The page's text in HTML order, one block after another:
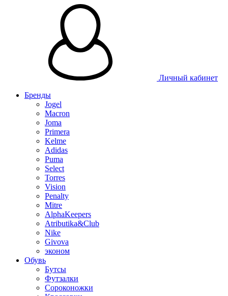
Личный кабинет
Бренды
Jogel
Macron
Joma
Primera
Kelme
Adidas
Puma
Select
Torres
Vision
Penalty
Mitre
AlphaKeepers
Atributika&Club
Nike
Givova
эконом
Обувь
Бутсы
Футзалки
Сороконожки
Таблица размеров